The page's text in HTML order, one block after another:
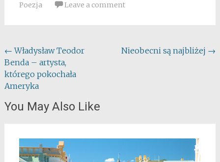
Poezja
Leave a comment
Post
navigation
← Władysław Teodor
Benda – artysta,
którego pokochała
Ameryka
Nieobecni są najbliżej →
You May Also Like